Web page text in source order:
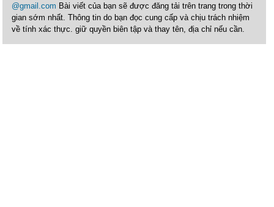
@gmail.com Bài viết của bạn sẽ được đăng tải trên trang trong thời
gian sớm nhất. Thông tin do bạn đọc cung cấp và chịu trách nhiệm
về tính xác thực. giữ quyền biên tập và thay tên, địa chỉ nếu cần.